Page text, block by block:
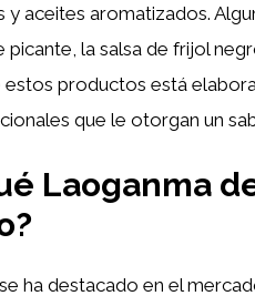
aceites aromatizados.
picante, la salsa de frijol
estos productos está
que le otorgan un
Laoganma
se ha destacado en el